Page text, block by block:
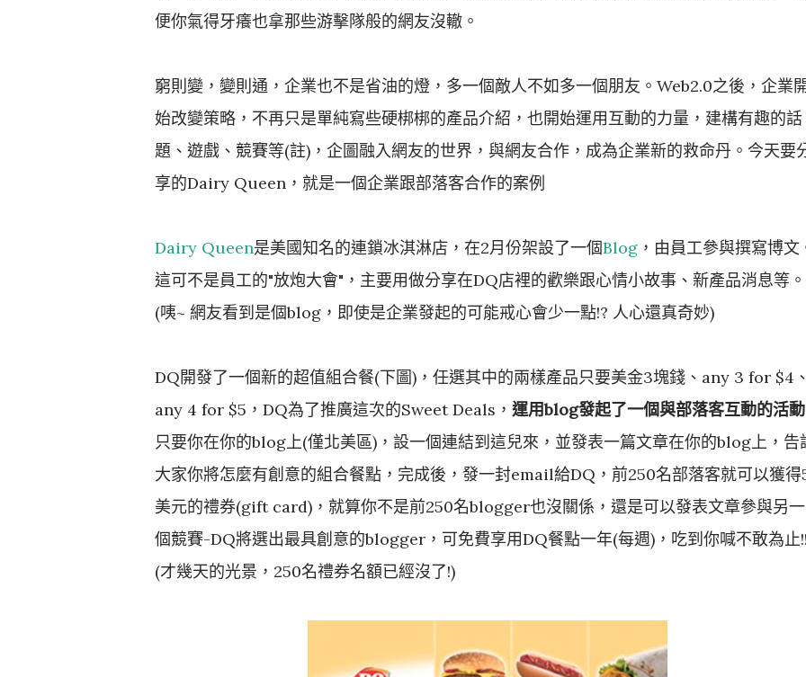
便你氣得牙癢也拿那些游擊隊般的網友沒轍。
窮則變，變則通，企業也不是省油的燈，多一個敵人不如多一個朋友。Web2.0之後，企業
始改變策略，不再只是單純寫些硬梆梆的產品介紹，也開始運用互動的力量，建構有趣的話
題、遊戲、競賽等(註)，企圖融入網友的世界，與網友合作，成為企業新的救命丹。今天要
享的Dairy Queen，就是一個企業跟部落客合作的案例
Dairy Queen是美國知名的連鎖冰淇淋店，在2月份架設了一個Blog ，由員工參與撰寫博文
這可不是員工的"放炮大會"，主要用做分享在DQ店裡的歡樂跟心情小故事、新產品消息等。
(咦~ 網友看到是個blog，即使是企業發起的可能戒心會少一點!? 人心還真奇妙)
DQ開發了一個新的超值組合餐(下圖)，任選其中的兩樣產品只要美金3塊錢、any 3 for $4、
any 4 for $5，DQ為了推廣這次的Sweet Deals， 運用blog發起了一個與部落客互動的活動
只要你在你的blog上(僅北美區)，設一個連結到這兒來，並發表一篇文章在你的blog上，告
大家你將怎麼有創意的組合餐點，完成後，發一封email給DQ，前250名部落客就可以獲得
美元的禮券(gift card)，就算你不是前250名blogger也沒關係，還是可以發表文章參與另一
個競賽-DQ將選出最具創意的blogger，可免費享用DQ餐點一年(每週)，吃到你喊不敢為止!!
(才幾天的光景，250名禮券名額已經沒了!)